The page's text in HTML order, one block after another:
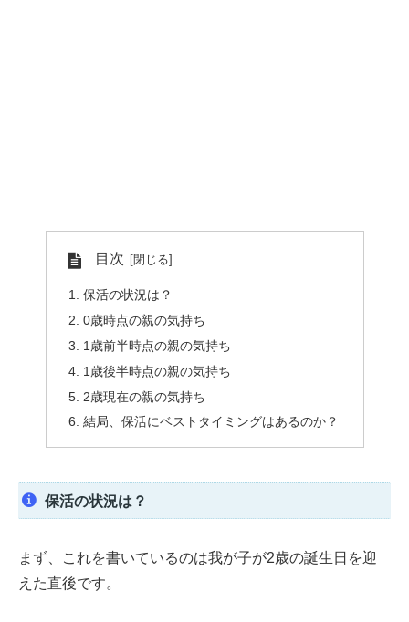
目次
保活の状況は？
0歳時点の親の気持ち
1歳前半時点の親の気持ち
1歳後半時点の親の気持ち
2歳現在の親の気持ち
結局、保活にベストタイミングはあるのか？
保活の状況は？
まず、これを書いているのは我が子が2歳の誕生日を迎
えた直後です。